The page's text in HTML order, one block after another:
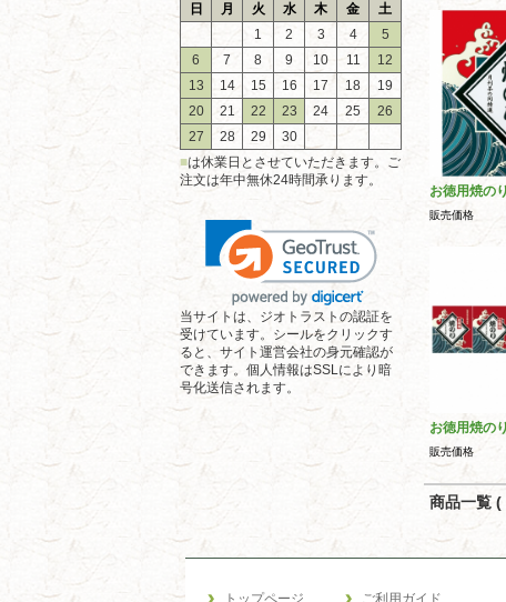
日
月 火 水 木 金
土
1
2 3 4
5
6
7 8 9 10 11
12
13
14 15 16 17 18
19
20
21 22 23 24 25
26
27
28 29
30
■は休業日とさせていただきます。ご
注文は年中無休24時間承ります。
当サイトは、ジオトラストの認証を
受けています。シールをクリックす
ると、サイト運営会社の身元確認が
できます。個人情報はSSLにより暗
号化送信されます。
お徳用焼のり
販売価格
お徳用焼の
販売価格
商品一覧 (
トップページ
ご利用ガイド